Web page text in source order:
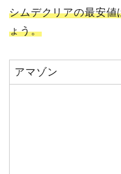
シムデクリアの最安
ょう。
アマゾン